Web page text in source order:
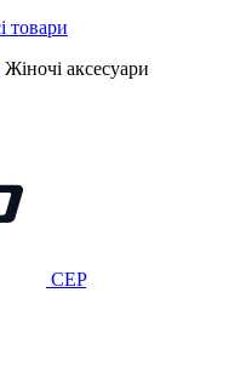
Жіночі аксесуари
CEP